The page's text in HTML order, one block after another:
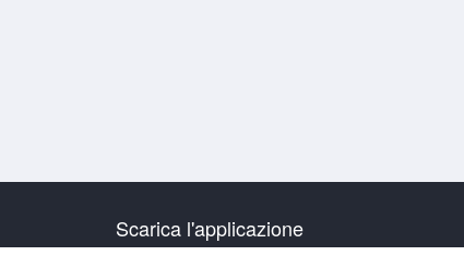
Scarica l'applicazione